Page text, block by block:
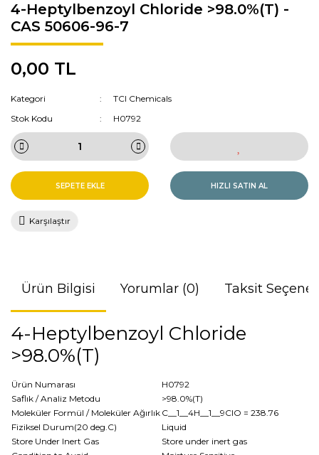
4-Heptylbenzoyl Chloride >98.0%(T) -
CAS 50606-96-7
0,00 TL
Kategori
TCI Chemicals
Stok Kodu
H0792
SEPETE EKLE HIZLI SATIN AL
Karşılaştır
Ürün Bilgisi Yorumlar (0) Taksit
4-Heptylbenzoyl Chloride
>98.0%(T)
Ürün Numarası
H0792
Saflık / Analiz Metodu
>98.0%(T)
Moleküler Formül / Moleküler Ağırlık C__1__4H__1__9ClO = 238.76
Fiziksel Durum(20 deg.C)
Liquid
Store Under Inert Gas
Store under inert gas